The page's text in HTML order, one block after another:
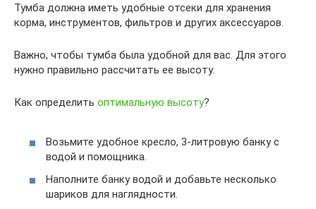
Тумба должна иметь удобные отсеки для хранения
корма, инструментов, фильтров и других аксессуаров.
Важно, чтобы тумба была удобной для вас. Для этого
нужно правильно рассчитать ее высоту.
Как определить оптимальную высоту?
Возьмите удобное кресло, 3-литровую банку с
водой и помощника.
Наполните банку водой и добавьте несколько
шариков для наглядности.